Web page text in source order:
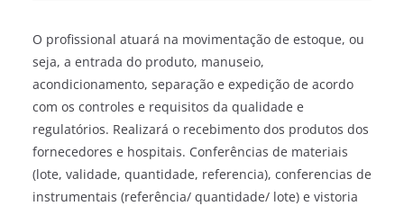
O profissional atuará na movimentação de estoque, ou
seja, a entrada do produto, manuseio,
acondicionamento, separação e expedição de acordo
com os controles e requisitos da qualidade e
regulatórios. Realizará o recebimento dos produtos dos
fornecedores e hospitais. Conferências de materiais
(lote, validade, quantidade, referencia), conferencias de
instrumentais (referência/ quantidade/ lote) e vistoria